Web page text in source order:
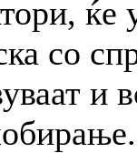
ќе
со
и